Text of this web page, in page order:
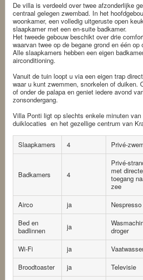
De villa is verdeeld over twee afzonderlijke
centraal gelegen zwembad. In het
woonkamer, een volledig uitgeruste open
slaapkamer met een en-suite badkamer.
Het tweede gebouw beschikt over drie
waarvan twee op de begane grond en één op
Alle slaapkamers hebben een eigen
airconditioning.
Vanuit de tuin loopt u via een eigen trap
waar u kunt zwemmen, snorkelen of duiken.
of onder de palapa en geniet iedere avond
zonsondergang.
Villa Ponti ligt op slechts enkele minuten van
duiklocaties en het gezellige centrum van
Slaapkamers 4 Privé-
Badkamers 4
Privé-
met directe
toegang
zee
Airco ja Nespresso
Bed en
badlinnen
ja
droger
Wi-Fi ja
Broodtoaster
ja Televisie